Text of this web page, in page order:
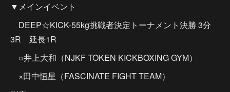
▼メインイベント
DEEP☆KICK-55kg挑戦者決定トーナメント決勝 3分
3R 延長1R
○井上大和（NJKF TOKEN KICKBOXING GYM）
×田中恒星（FASCINATE FIGHT TEAM）